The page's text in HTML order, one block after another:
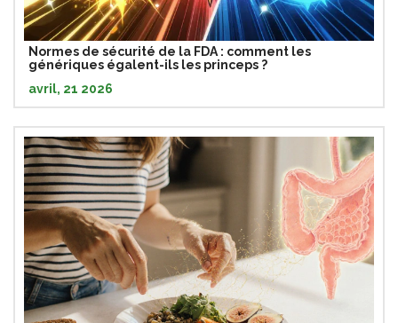
Normes de sécurité de la FDA : comment les
génériques égalent-ils les princeps ?
avril, 21 2026